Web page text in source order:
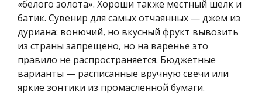
«белого золота». Хороши также местный шелк и
батик. Сувенир для самых отчаянных — джем из
дуриана: вонючий, но вкусный фрукт вывозить
из страны запрещено, но на варенье это
правило не распространяется. Бюджетные
варианты — расписанные вручную свечи или
яркие зонтики из промасленной бумаги.